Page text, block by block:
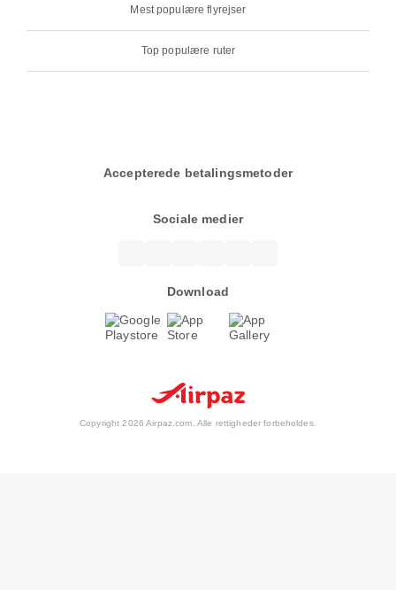
Mest populære flyrejser
Top populære ruter
Accepterede betalingsmetoder
Sociale medier
Download
Copyright 2026 Airpaz.com. Alle rettigheder forbeholdes.